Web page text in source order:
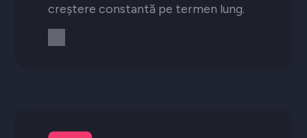
creștere constantă pe termen lung.